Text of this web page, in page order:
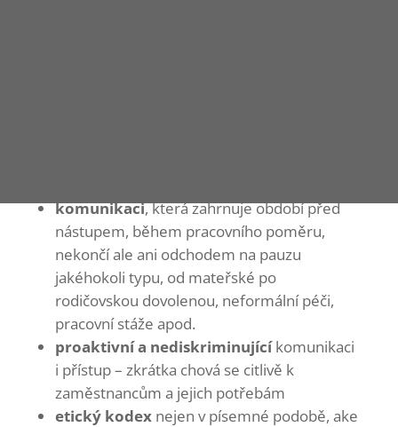
komunikaci, která zahrnuje období před
nástupem, během pracovního poměru,
nekončí ale ani odchodem na pauzu
jakéhokoli typu, od mateřské po
rodičovskou dovolenou, neformální péči,
pracovní stáže apod.
proaktivní a nediskriminujícíkomunikaci
i přístup – zkrátka chová se citlivě k
zaměstnancům a jejich potřebám
etický kodexnejen v písemné podobě, ake